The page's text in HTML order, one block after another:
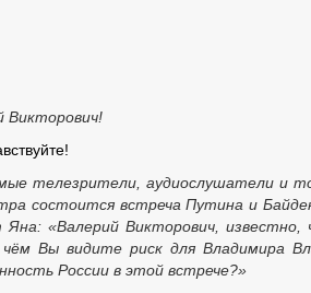
Викторович!
телезрители, аудиослушатели и
состоится встреча Путина и
Яна: «Валерий Викторович,
Вы видите риск для Владимира
России в этой встрече?»